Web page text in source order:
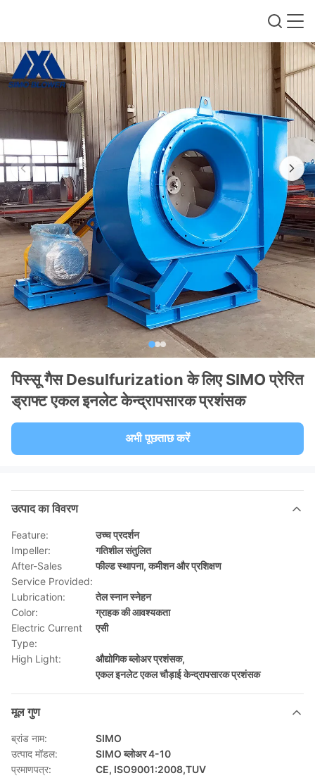
पिस्सू गैस Desulfurization के लिए SIMO प्रेरित
ड्राफ्ट एकल इनलेट केन्द्रापसारक प्रशंसक
अभी पूछताछ करें
उत्पाद का विवरण
Feature:
उच्च प्रदर्शन
Impeller:
गतिशील संतुलित
After-Sales
Service Provided:
फील्ड स्थापना, कमीशन और प्रशिक्षण
Lubrication:
तेल स्नान स्नेहन
Color:
ग्राहक की आवश्यकता
Electric Current
Type:
एसी
High Light: औद्योगिक ब्लोअर प्रशंसक,
एकल इनलेट एकल चौड़ाई केन्द्रापसारक प्रशंसक
मूल गुण
ब्रांड नाम:
SIMO
उत्पाद मॉडल:
SIMO ब्लोअर 4-10
प्रमाणपत्र:
CE, ISO9001:2008,TUV